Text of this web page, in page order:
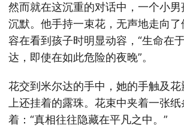
然而就在这沉重的对话中，一个小男
沉默。他手持一束花，无声地走向
容在看到孩子时明显动容，“生命在
达，即使在如此危险的夜晚”。
花交到米尔达的手中，她的手触及
上还挂着的露珠。花束中夹着一张
着：“真相往往隐藏在平凡之中。”